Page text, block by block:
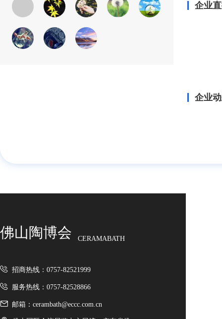
企业
企业
佛山陶博会 CERAMABATH
招商热线：0757-82521999
服务热线：0757-82528866
邮箱：cerambath@eccc.com.cn